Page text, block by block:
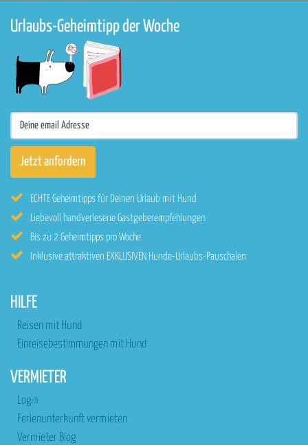
Urlaubs-Geheimtipp der Woche
ECHTE Geheimtipps für Deinen Urlaub mit Hund
Liebevoll handverlesene Gastgeberempfehlungen
Bis zu 2 Geheimtipps pro Woche
Inklusive attraktiven EXKLUSIVEN Hunde-Urlaubs-Pauschalen
HILFE
Reisen mit Hund
Einreisebestimmungen mit Hund
VERMIETER
Login
Ferienunterkunft vermieten
Vermieter Blog